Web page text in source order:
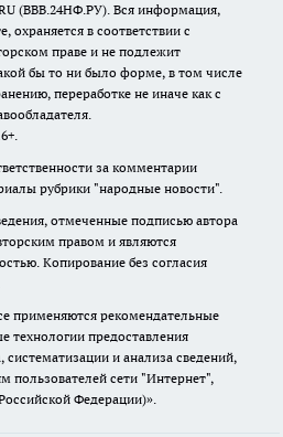
(ВВВ.24НФ.РУ). Вся информация,
охраняется в соответствии с
праве и не подлежит
бы то ни было форме, в том числе
переработке не иначе как с
за комментарии
рубрики "народные новости".
отмеченные подписью автора
правом и являются
Копирование без согласия
применяются рекомендательные
технологии предоставления
и анализа сведений,
пользователей сети "Интернет",
Федерации)».